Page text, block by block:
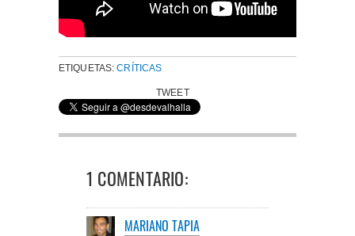
ETIQUETAS:CRÍTICAS
TWEET
1 COMENTARIO:
MARIANO TAPIA